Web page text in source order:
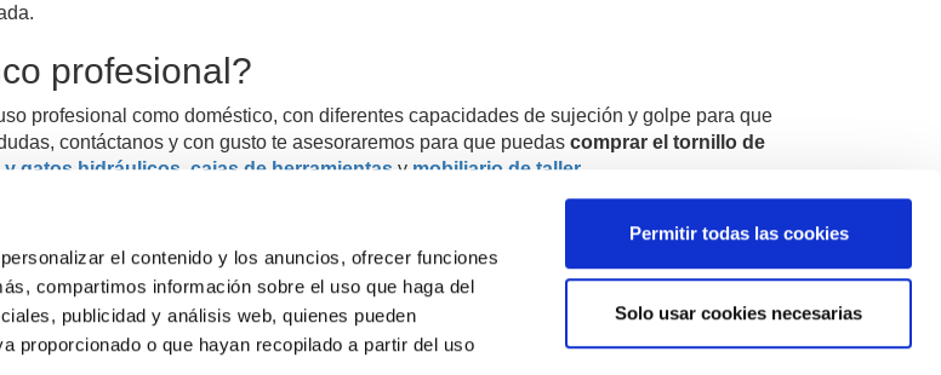
el contenido y los anuncios, ofrecer funciones
compartimos información sobre el uso que haga del
publicidad y análisis web, quienes pueden
proporcionado o que hayan recopilado a partir del uso
Permitir todas las cookies
Solo usar cookies necesarias
profesional?
profesional como doméstico, con diferentes capacidades de sujeción y golpe para que
contáctanos y con gusto te asesoraremos para que puedas comprar el tornillo de
y gatos hidráulicos cajas de herramientas y mobiliario de taller.
Gastos de envío gratis
compras superiores a 120 €
¿Quieres estar siempre informado?
Apúntate a nuestro newsletter